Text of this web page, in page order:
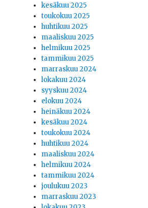
kesäkuu 2025
toukokuu 2025
huhtikuu 2025
maaliskuu 2025
helmikuu 2025
tammikuu 2025
marraskuu 2024
lokakuu 2024
syyskuu 2024
elokuu 2024
heinäkuu 2024
kesäkuu 2024
toukokuu 2024
huhtikuu 2024
maaliskuu 2024
helmikuu 2024
tammikuu 2024
joulukuu 2023
marraskuu 2023